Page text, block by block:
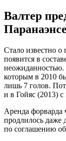
Валтер
Паранаэнсе
Стало известно о
появится в
неожиданностью.
которым в 2010
лишь 7 голов.
и в Гойяс (2013) с
Аренда форварда
продлилось даже
по соглашению